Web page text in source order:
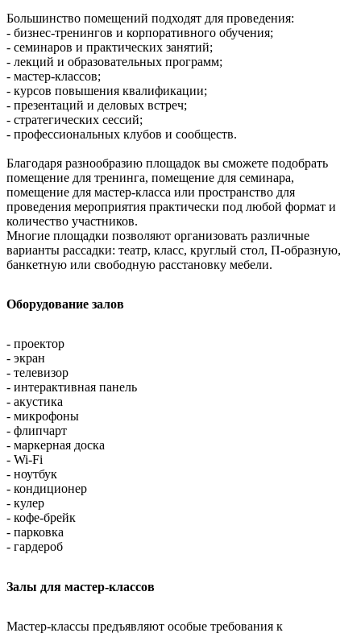
Большинство помещений подходят для проведения:
- бизнес-тренингов и корпоративного обучения;
- семинаров и практических занятий;
- лекций и образовательных программ;
- мастер-классов;
- курсов повышения квалификации;
- презентаций и деловых встреч;
- стратегических сессий;
- профессиональных клубов и сообществ.
Благодаря разнообразию площадок вы сможете подобрать
помещение для тренинга, помещение для семинара,
помещение для мастер-класса или пространство для
проведения мероприятия практически под любой формат и
количество участников.
Многие площадки позволяют организовать различные
варианты рассадки: театр, класс, круглый стол, П-образную,
банкетную или свободную расстановку мебели.
Оборудование залов
- проектор
- экран
- телевизор
- интерактивная панель
- акустика
- микрофоны
- флипчарт
- маркерная доска
- Wi-Fi
- ноутбук
- кондиционер
- кулер
- кофе-брейк
- парковка
- гардероб
Залы для мастер-классов
Мастер-классы предъявляют особые требования к